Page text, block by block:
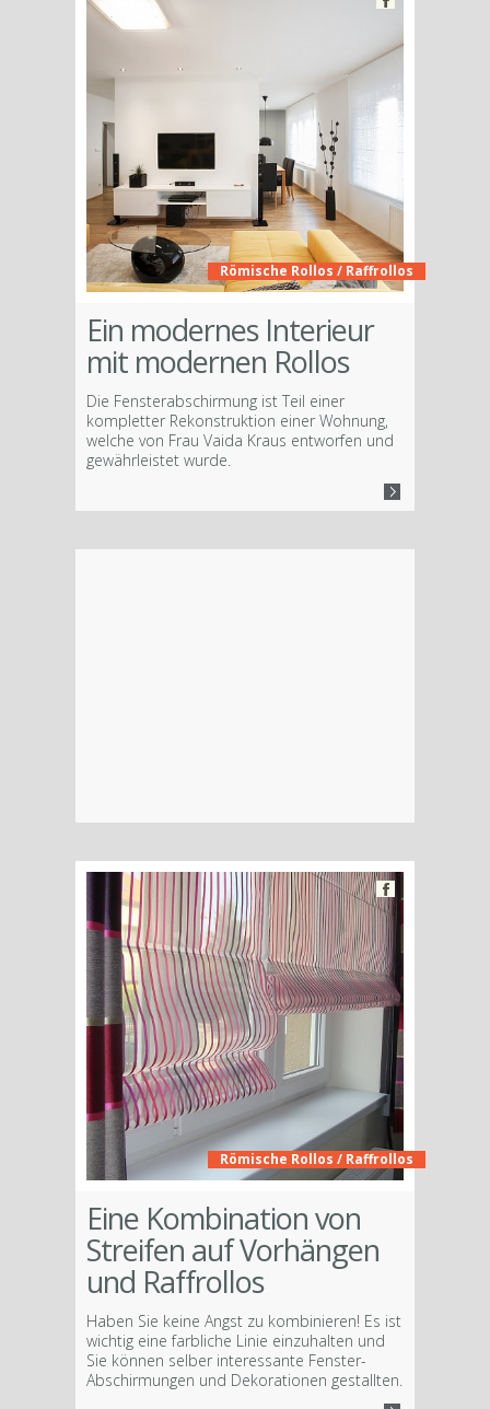
Römische Rollos / Raffrollos
Ein modernes Interieur
mit modernen Rollos
Die Fensterabschirmung ist Teil einer
kompletter Rekonstruktion einer Wohnung,
welche von Frau Vaida Kraus entworfen und
gewährleistet wurde.
Römische Rollos / Raffrollos
Eine Kombination von
Streifen auf Vorhängen
und Raffrollos
Haben Sie keine Angst zu kombinieren! Es ist
wichtig eine farbliche Linie einzuhalten und
Sie können selber interessante Fenster-
Abschirmungen und Dekorationen gestallten.